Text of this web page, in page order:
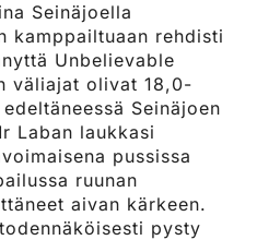
Seinäjoella
kamppailtuaan rehdisti
Unbelievable
väliajat olivat 18,0-
Seinäjoen
Laban laukkasi
pussissa
ruunan
aivan kärkeen.
pysty